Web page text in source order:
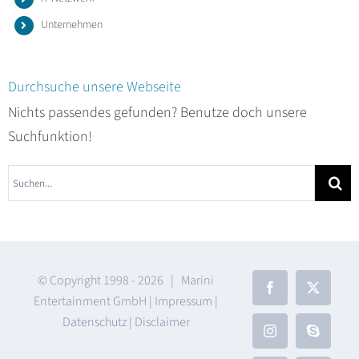
Unternehmen
Durchsuche unsere Webseite
Nichts passendes gefunden? Benutze doch unsere
Suchfunktion!
Suche
nach:
© Copyright 1998 - 2026 | Marini
Entertainment GmbH | Impressum |
Datenschutz| Disclaimer
Facebook
X
InstagramSkype